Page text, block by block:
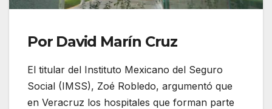
Por David Marín Cruz
El titular del Instituto Mexicano del Seguro
Social (IMSS), Zoé Robledo, argumentó que
en Veracruz los hospitales que forman parte